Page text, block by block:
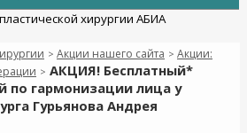
> Акции нашего сайта > Акции:
> АКЦИЯ! Бесплатный*
по гармонизации лица у
Гурьянова Андрея